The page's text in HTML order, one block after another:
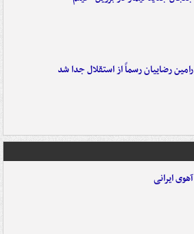
رامین رضاییان رسماً از استقلال جدا شد
آهوی ایرانی